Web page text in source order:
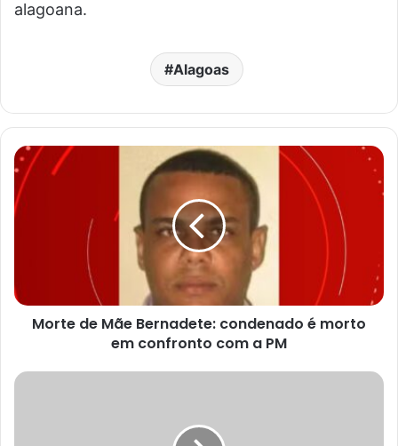
alagoana.
Alagoas
Morte de Mãe Bernadete: condenado é morto
em confronto com a PM